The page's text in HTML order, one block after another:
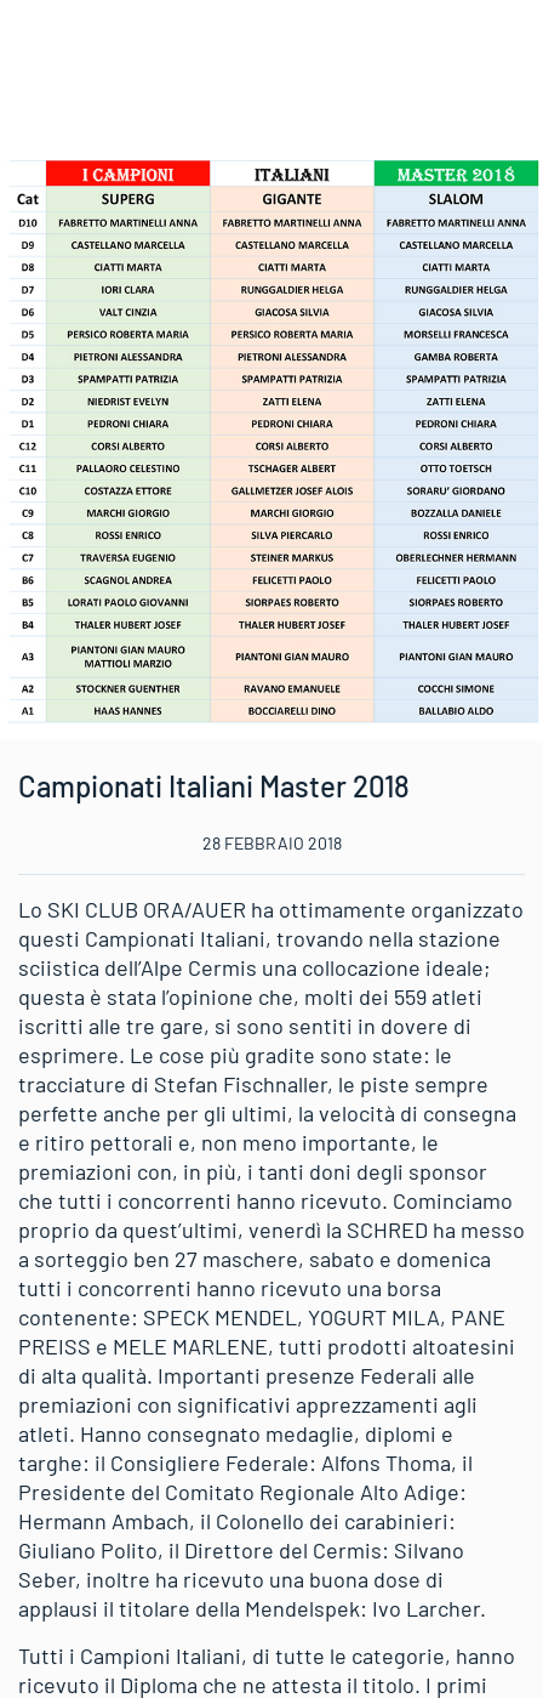
Campionati Italiani Master 2018
28 FEBBRAIO 2018
Lo SKI CLUB ORA/AUER ha ottimamente organizzato
questi Campionati Italiani, trovando nella stazione
sciistica dell’Alpe Cermis una collocazione ideale;
questa è stata l’opinione che, molti dei 559 atleti
iscritti alle tre gare, si sono sentiti in dovere di
esprimere. Le cose più gradite sono state: le
tracciature di Stefan Fischnaller, le piste sempre
perfette anche per gli ultimi, la velocità di consegna
e ritiro pettorali e, non meno importante, le
premiazioni con, in più, i tanti doni degli sponsor
che tutti i concorrenti hanno ricevuto. Cominciamo
proprio da quest’ultimi, venerdì la SCHRED ha messo
a sorteggio ben 27 maschere, sabato e domenica
tutti i concorrenti hanno ricevuto una borsa
contenente: SPECK MENDEL, YOGURT MILA, PANE
PREISS e MELE MARLENE, tutti prodotti altoatesini
di alta qualità. Importanti presenze Federali alle
premiazioni con significativi apprezzamenti agli
atleti. Hanno consegnato medaglie, diplomi e
targhe: il Consigliere Federale: Alfons Thoma, il
Presidente del Comitato Regionale Alto Adige:
Hermann Ambach, il Colonello dei carabinieri:
Giuliano Polito, il Direttore del Cermis: Silvano
Seber, inoltre ha ricevuto una buona dose di
applausi il titolare della Mendelspek: Ivo Larcher.
Tutti i Campioni Italiani, di tutte le categorie, hanno
ricevuto il Diploma che ne attesta il titolo. I primi